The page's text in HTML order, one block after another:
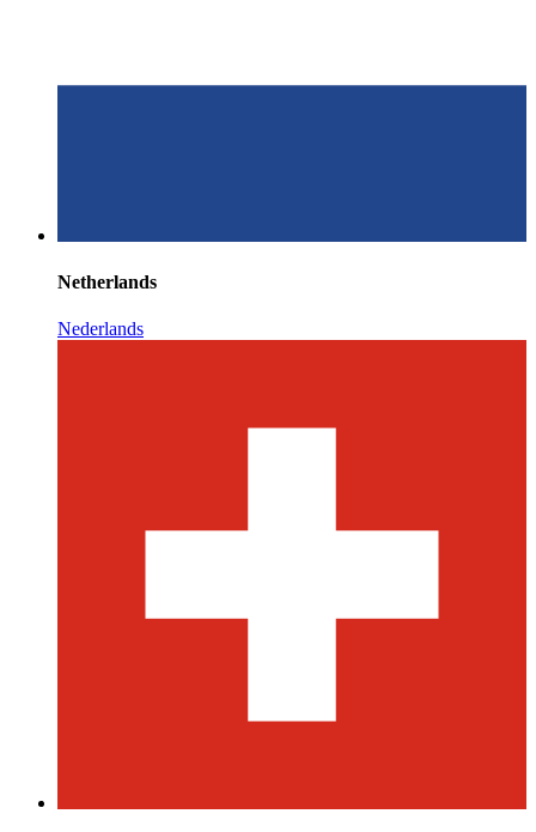
Netherlands
Nederlands